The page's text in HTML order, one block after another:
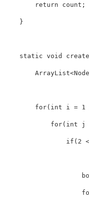
return count ;
}
static void
ArrayList<Node
for( int i = 1
for( int j
if ( 2